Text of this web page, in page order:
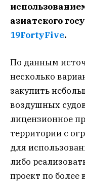
азиатского
19FortyFive.
По данным
несколько
закупить
воздушных
лицензионное
территории с
для
либо
проект по более